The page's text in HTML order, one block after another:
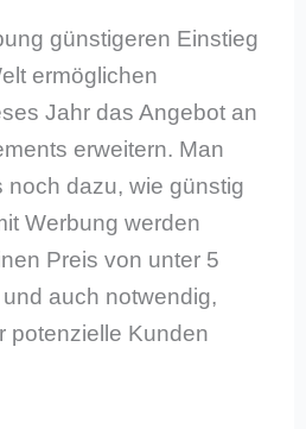
günstigeren Einstieg
ermöglichen
Jahr das Angebot an
erweitern. Man
noch dazu, wie günstig
Werbung werden
Preis von unter 5
auch notwendig,
potenzielle Kunden